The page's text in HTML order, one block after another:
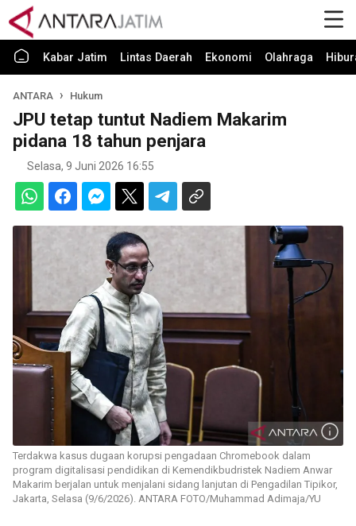
Kabar Jatim Lintas Daerah Ekonomi Olahraga
ANTARA Hukum
JPU tetap tuntut Nadiem Makarim
pidana 18 tahun penjara
Selasa, 9 Juni 2026 16:55
Terdakwa kasus dugaan korupsi pengadaan Chromebook dalam
program digitalisasi pendidikan di Kemendikbudristek Nadiem Anwar
Makarim berjalan untuk menjalani sidang lanjutan di Pengadilan Tipikor,
Jakarta, Selasa (9/6/2026). ANTARA FOTO/Muhammad Adimaja/YU